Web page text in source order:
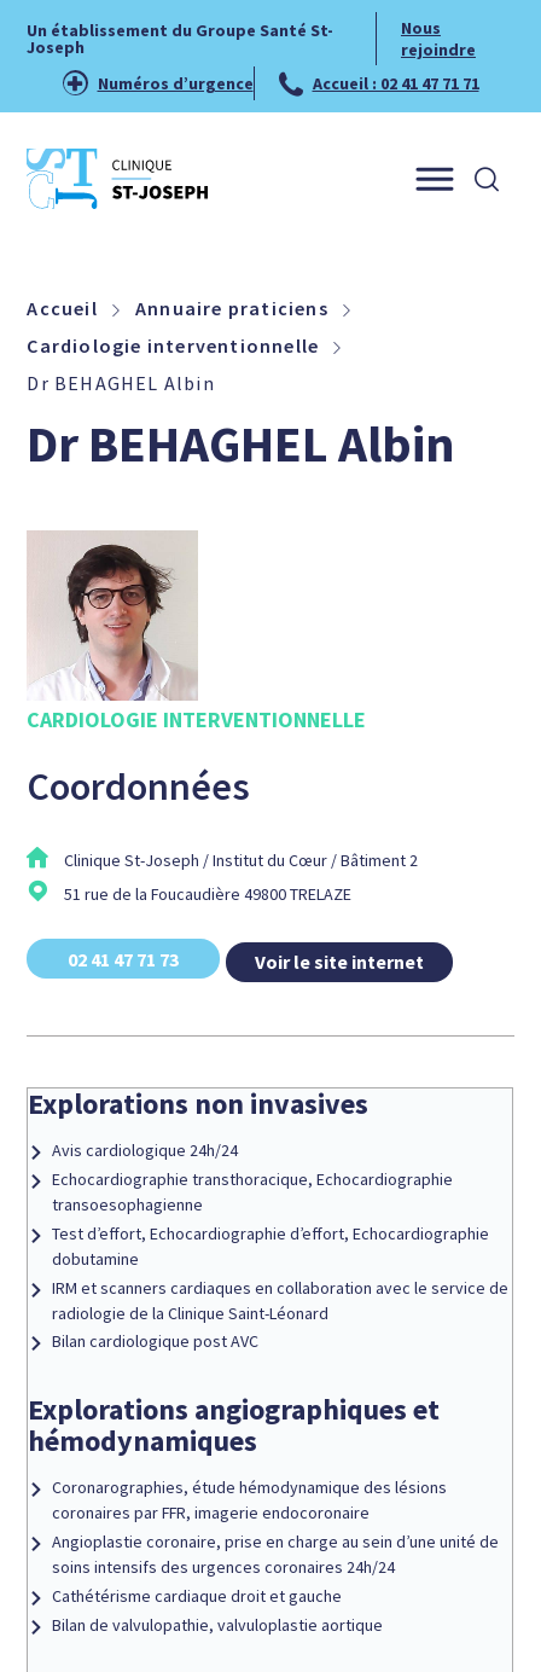
Un établissement du Groupe Santé St-
Joseph
Nous
rejoindre
Numéros d’urgence
Accueil : 02 41 47 71 71
Accueil
Annuaire praticiens
Cardiologie interventionnelle
Dr BEHAGHEL Albin
Dr BEHAGHEL Albin
CARDIOLOGIE INTERVENTIONNELLE
Coordonnées
Clinique St-Joseph / Institut du Cœur / Bâtiment 2
51 rue de la Foucaudière 49800 TRELAZE
02 41 47 71 73 Voir le site internet
Explorations non invasives
Avis cardiologique 24h/24
Echocardiographie transthoracique, Echocardiographie
transoesophagienne
Test d’effort, Echocardiographie d’effort, Echocardiographie
dobutamine
IRM et scanners cardiaques en collaboration avec le service de
radiologie de la Clinique Saint-Léonard
Bilan cardiologique post AVC
Explorations angiographiques et
hémodynamiques
Coronarographies, étude hémodynamique des lésions
coronaires par FFR, imagerie endocoronaire
Angioplastie coronaire, prise en charge au sein d’une unité de
soins intensifs des urgences coronaires 24h/24
Cathétérisme cardiaque droit et gauche
Bilan de valvulopathie, valvuloplastie aortique